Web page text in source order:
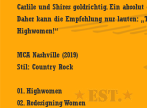
Carlile und Shires goldrichtig. Ein absolut
Daher kann die Empfehlung nur lauten:
Highwomen!“
MCA Nashville (2019)
Stil: Country Rock
01. Highwomen
02. Redesigning Women